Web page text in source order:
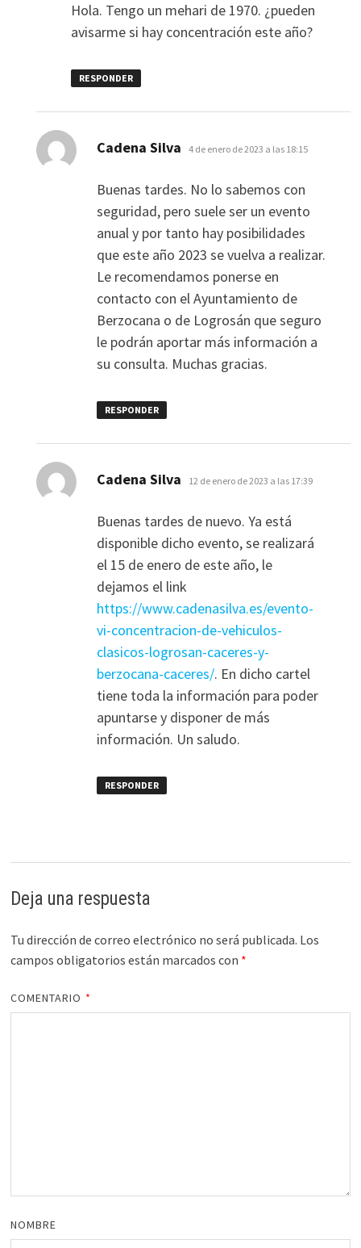
Hola. Tengo un mehari de 1970. ¿pueden
avisarme si hay concentración este año?
RESPONDER
Cadena Silva dice:
4 de enero de 2023 a las 18:15
Buenas tardes. No lo sabemos con
seguridad, pero suele ser un evento
anual y por tanto hay posibilidades
que este año 2023 se vuelva a realizar.
Le recomendamos ponerse en
contacto con el Ayuntamiento de
Berzocana o de Logrosán que seguro
le podrán aportar más información a
su consulta. Muchas gracias.
RESPONDER
Cadena Silva dice:
12 de enero de 2023 a las 17:39
Buenas tardes de nuevo. Ya está
disponible dicho evento, se realizará
el 15 de enero de este año, le
dejamos el link
https://www.cadenasilva.es/evento-
vi-concentracion-de-vehiculos-
clasicos-logrosan-caceres-y-
berzocana-caceres/. En dicho cartel
tiene toda la información para poder
apuntarse y disponer de más
información. Un saludo.
RESPONDER
Deja una respuesta
Tu dirección de correo electrónico no será publicada. Los
campos obligatorios están marcados con *
COMENTARIO *
NOMBRE